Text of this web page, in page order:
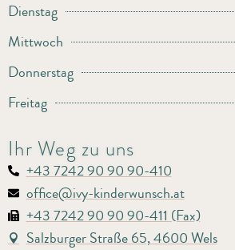
Dienstag
Mittwoch
Donnerstag
Freitag
Ihr Weg zu uns
+43 7242 90 90 90-410
office@ivy-kinderwunsch.at
+43 7242 90 90 90-411 (Fax)
Salzburger Straße 65, 4600 Wels